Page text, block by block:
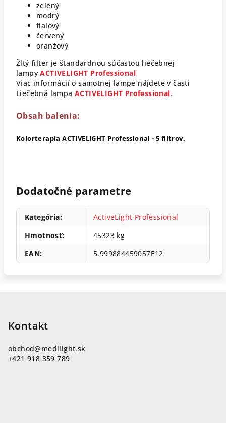
zelený
modrý
fialový
červený
oranžový
Žltý filter je štandardnou súčasťou liečebnej
lampyACTIVELIGHT Professional
Viac informácií o samotnej lampe nájdete v časti
Liečebná lampaACTIVELIGHT Professional.
Obsah balenia:
Kolorterapia ACTIVELIGHT Professional - 5 filtrov.
Dodatočné parametre
Kategória:
ActiveLight Professional
Hmotnosť:
45323 kg
EAN: 5.999884459057E12
Kontakt
obchod@medilight.sk
+421 918 359 789